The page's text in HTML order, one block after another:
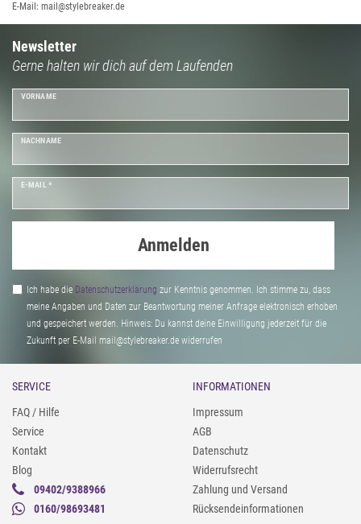
E-Mail: mail@stylebreaker.de
Newsletter
Gerne halten wir dich auf dem Laufenden
VORNAME
NACHNAME
E-MAIL *
Anmelden
Ich habe die Daten­schutz­erklärung zur Kenntnis genommen. Ich stimme zu, dass
meine Angaben und Daten zur Beantwortung meiner Anfrage elektronisch erhoben
und gespeichert werden. Hinweis: Du kannst deine Einwilligung jederzeit für die
Zukunft per E-Mail mail@stylebreaker.de widerrufen
SERVICE
FAQ / Hilfe
Service
Kontakt
Blog
09402/9388966
0160/98693481
INFORMATIONEN
Impressum
AGB
Datenschutz
Widerrufsrecht
Zahlung und Versand
Rücksendeinformationen